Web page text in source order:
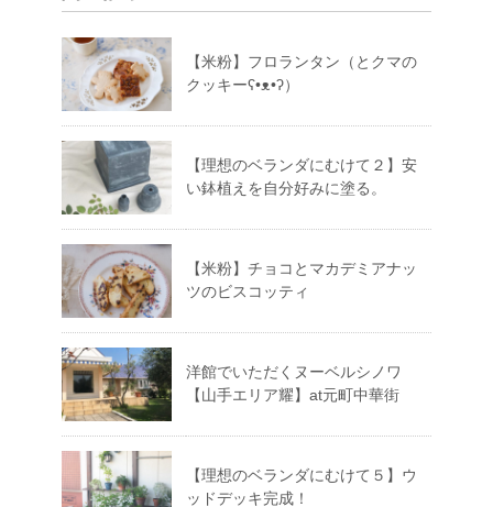
【米粉】フロランタン（とクマの
クッキーʕ•ᴥ•ʔ）
【理想のベランダにむけて２】安
い鉢植えを自分好みに塗る。
【米粉】チョコとマカデミアナッ
ツのビスコッティ
洋館でいただくヌーベルシノワ
【山手エリア耀】at元町中華街
【理想のベランダにむけて５】ウ
ッドデッキ完成！